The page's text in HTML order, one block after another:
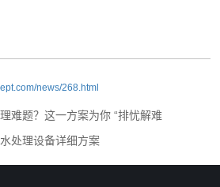
news/268.html
难题？这一方案为你 “排忧解难
处理设备详细方案